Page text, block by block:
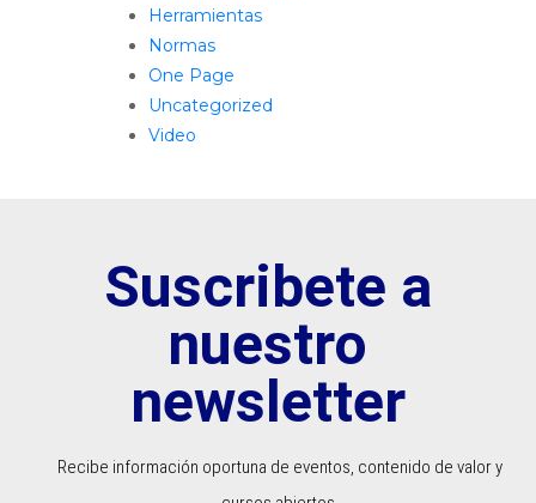
Herramientas
Normas
One Page
Uncategorized
Video
Suscribete a
nuestro
newsletter
Recibe información oportuna de eventos, contenido de valor y